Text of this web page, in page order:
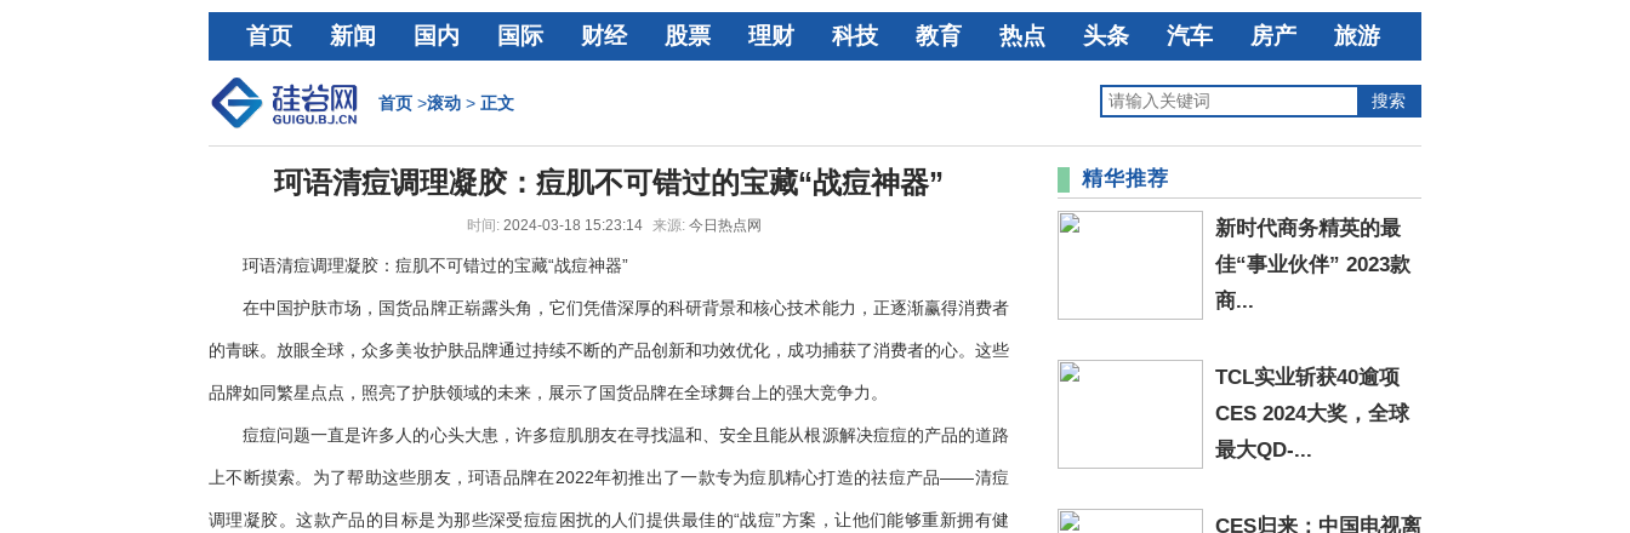
首页 新闻 国内 国际 财经 股票 理财 科技 教育 热点 头条 汽车 房产
旅游
经济
首页>滚动> 正文
珂语清痘调理凝胶：痘肌不可错过的宝藏“战痘神器”
时间: 2024-03-18 15:23:14 来源: 今日热点网
珂语清痘调理凝胶：痘肌不可错过的宝藏“战痘神器”
在中国护肤市场，国货品牌正崭露头角，它们凭借深厚的科研背景和核心技术能力，正逐渐赢得消费者
的青睐。放眼全球，众多美妆护肤品牌通过持续不断的产品创新和功效优化，成功捕获了消费者的心。这些
品牌如同繁星点点，照亮了护肤领域的未来，展示了国货品牌在全球舞台上的强大竞争力。
痘痘问题一直是许多人的心头大患，许多痘肌朋友在寻找温和、安全且能从根源解决痘痘的产品的道路
上不断摸索。为了帮助这些朋友，珂语品牌在2022年初推出了一款专为痘肌精心打造的祛痘产品——清痘
调理凝胶。这款产品的目标是为那些深受痘痘困扰的人们提供最佳的“战痘”方案，让他们能够重新拥有健
精华推荐
新时代商务精英的最
佳“事业伙伴” 2023款
商...
TCL实业斩获40逾项
CES 2024大奖，全球
最大QD-...
CES归来：中国电视离